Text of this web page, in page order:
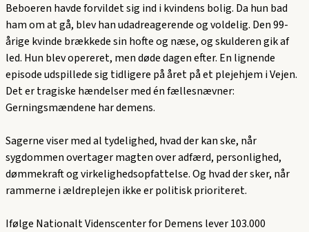
Beboeren havde forvildet sig ind i kvindens bolig. Da hun bad
ham om at gå, blev han udadreagerende og voldelig. Den 99-
årige kvinde brækkede sin hofte og næse, og skulderen gik af
led. Hun blev opereret, men døde dagen efter. En lignende
episode udspillede sig tidligere på året på et plejehjem i Vejen.
Det er tragiske hændelser med én fællesnævner:
Gerningsmændene har demens.
Sagerne viser med al tydelighed, hvad der kan ske, når
sygdommen overtager magten over adfærd, personlighed,
dømmekraft og virkelighedsopfattelse. Og hvad der sker, når
rammerne i ældreplejen ikke er politisk prioriteret.
Ifølge Nationalt Videnscenter for Demens lever 103.000